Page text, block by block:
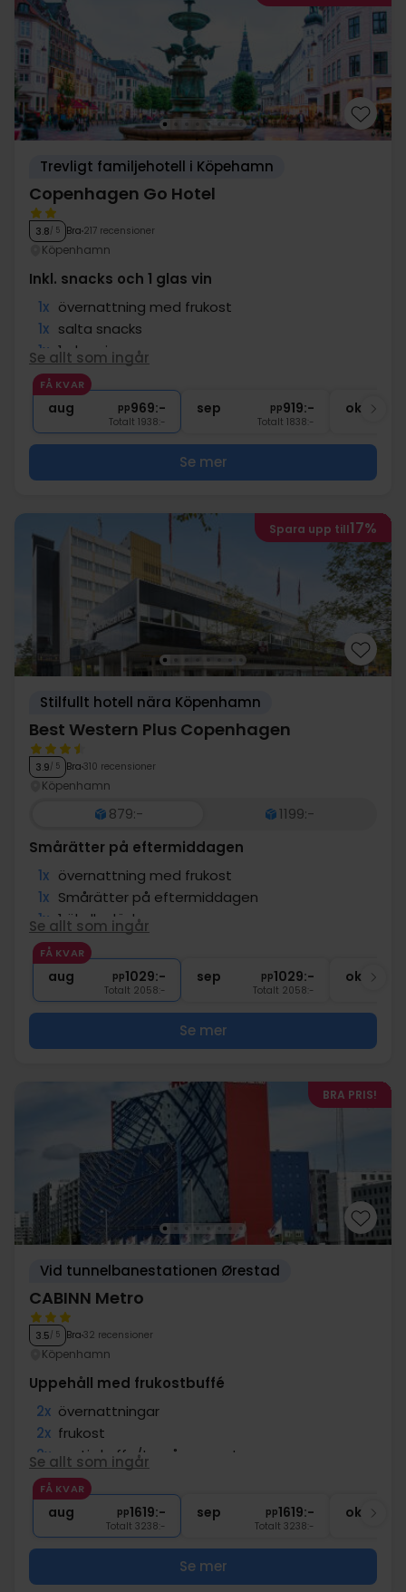
Trevligt familjehotell i Köpehamn
Copenhagen Go Hotel
3.8/ 5 Bra 217 recensioner
Köpenhamn
Inkl. snacks och 1 glas vin
1x övernattning med frukost
1x salta snacks
1x 1 glas vin
1x kaffe att ta med
∞ Gratis parkering
Se allt som ingår
FÅ KVAR
aug pp969:-
Totalt 1938:-
sep pp919:-
Totalt 1838:-
okt
Se mer
Spara upp till17%
Stilfullt hotell nära Köpenhamn
Best Western Plus Copenhagen
3.9/ 5 Bra 310 recensioner
Köpenhamn
879:-
1199:-
Smårätter på eftermiddagen
1x övernattning med frukost
1x Smårätter på eftermiddagen
1x 1 öl eller läsk
1x kaffe att ta med
∞ Gratis internet och parkering
Se allt som ingår
FÅ KVAR
aug pp1029:-
Totalt 2058:-
sep pp1029:-
Totalt 2058:-
okt
Se mer
BRA PRIS!
Vid tunnelbanestationen Ørestad
CABINN Metro
3.5/ 5 Bra 32 recensioner
Köpenhamn
Uppehåll med frukostbuffé
2x övernattningar
2x frukost
2x gratis kaffe/te på rummet
2x Gratis parkering vid hotellet
∞ Nära spännande sevärdheter
Se allt som ingår
FÅ KVAR
aug pp1619:-
Totalt 3238:-
sep pp1619:-
Totalt 3238:-
okt
Se mer